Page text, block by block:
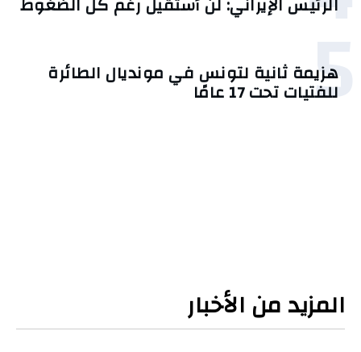
5
هزيمة ثانية لتونس في مونديال الطائرة
للفتيات تحت 17 عامًا
المزيد من الأخبار